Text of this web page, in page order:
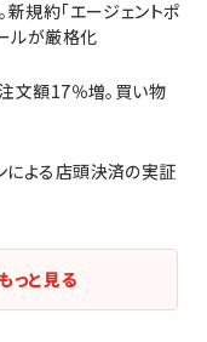
規約「エージェントポ
ルが厳格化
文額17％増。買い物
による店頭決済の実証
っと見る